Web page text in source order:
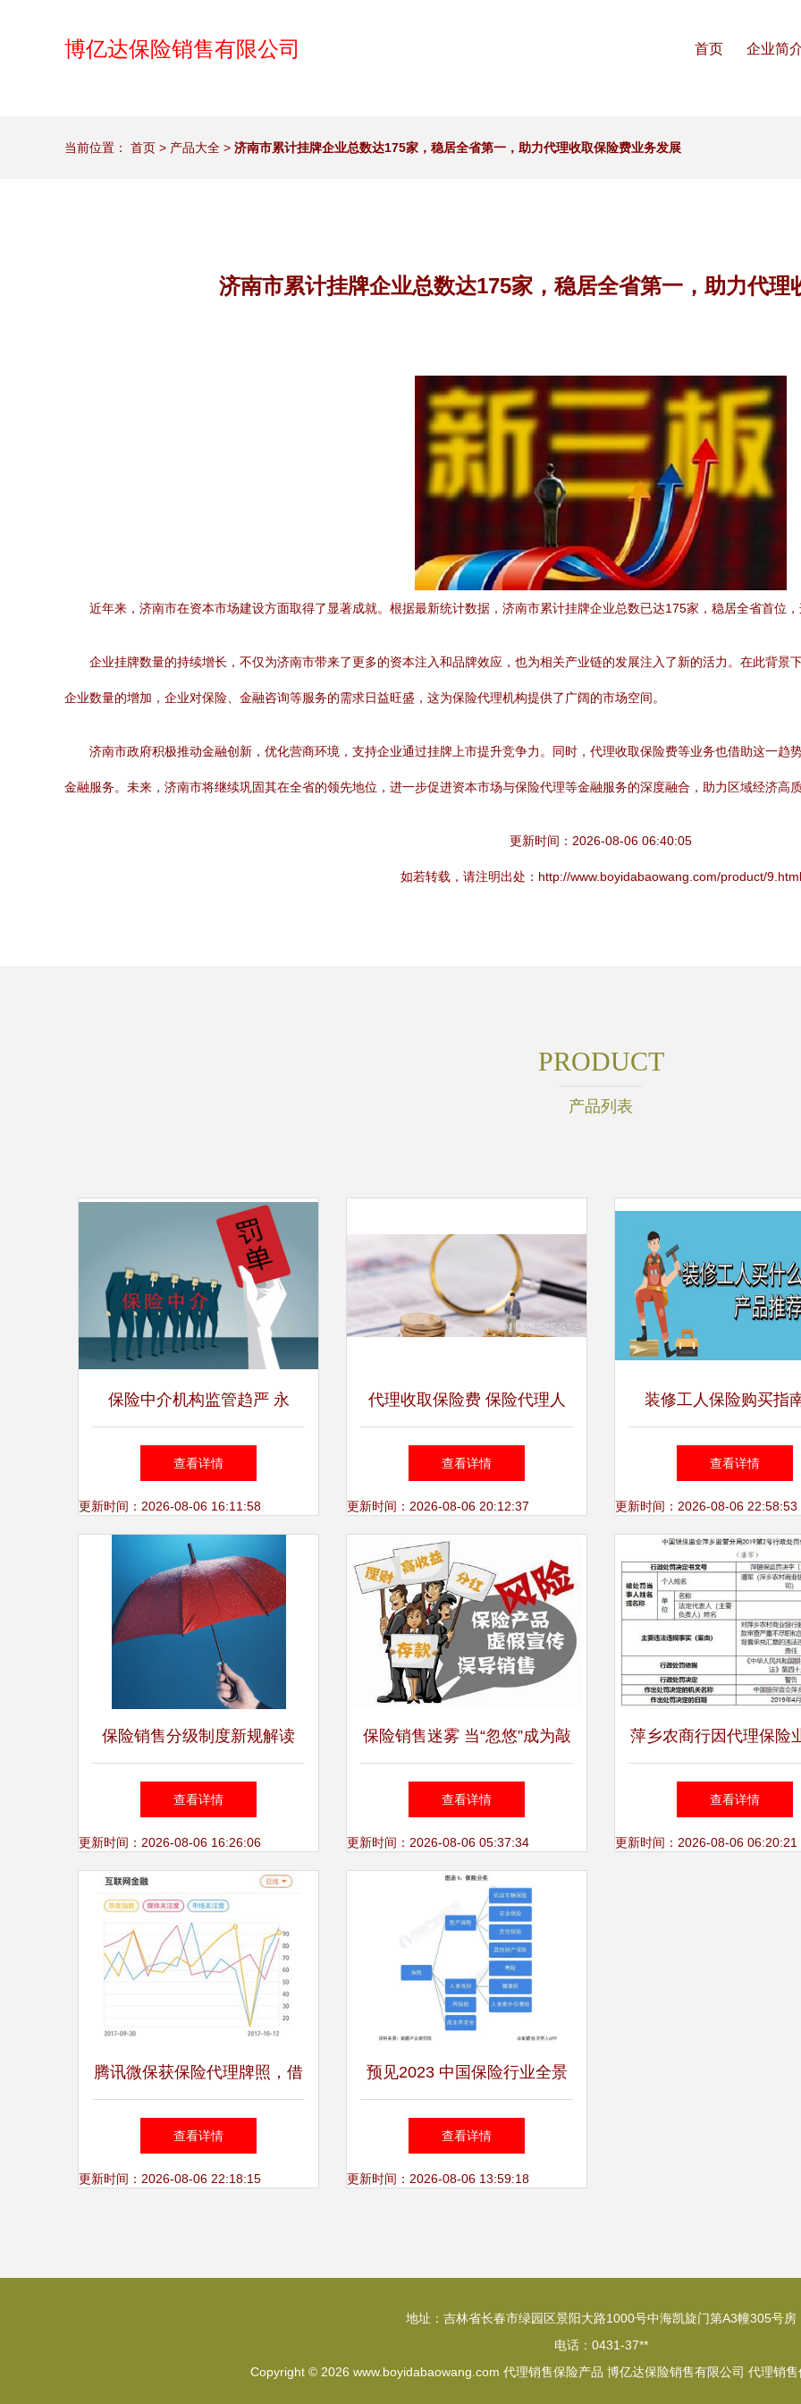
博亿达保险销售有限公司 首页 企业简
当前位置： 首页 > 产品大全 > 济南市累计挂牌企业总数达175家，稳居全省第一，助力代理收取保险费业务发展
济南市累计挂牌企业总数达175家，稳居全省第一，助力代理
近年来，济南市在资本市场建设方面取得了显著成就。根据最新统计数据，济南市累计挂牌企业总数已达175家，稳居全省首位
企业挂牌数量的持续增长，不仅为济南市带来了更多的资本注入和品牌效应，也为相关产业链的发展注入了新的活力。在此背景
企业数量的增加，企业对保险、金融咨询等服务的需求日益旺盛，这为保险代理机构提供了广阔的市场空间。
济南市政府积极推动金融创新，优化营商环境，支持企业通过挂牌上市提升竞争力。同时，代理收取保险费等业务也借助这一趋
金融服务。未来，济南市将继续巩固其在全省的领先地位，进一步促进资本市场与保险代理等金融服务的深度融合，助力区域经济高
更新时间：2026-08-06 06:40:05
如若转载，请注明出处：http://www.boyidabaowang.com/product/9.html
PRODUCT
产品列表
保险中介机构监管趋严 永
鑫、广华等四家遭重罚，行业
进入严字当头时代
查看详情
更新时间：2026-08-06 16:11:58
代理收取保险费 保险代理人
不会明说的潜规则与风险
查看详情
更新时间：2026-08-06 20:12:37
装修工人保险购买指
道、费用及代理缴费
查看详情
更新时间：2026-08-06 22:58:53
保险销售分级制度新规解读
代理权限与产品匹配指南
查看详情
更新时间：2026-08-06 16:26:06
保险销售迷雾 当“忽悠”成为敲
门砖，你是否曾迷失其中？
查看详情
更新时间：2026-08-06 05:37:34
萍乡农商行因代理保险
规被罚70万，未履行“
成为监管重点
查看详情
更新时间：2026-08-06 06:20:21
腾讯微保获保险代理牌照，借
力微信生态开启线上保险新篇
章
查看详情
更新时间：2026-08-06 22:18:15
预见2023 中国保险行业全景
图谱、市场规模、竞争格局与
发展前景
查看详情
更新时间：2026-08-06 13:59:18
地址：吉林省长春市绿园区景阳大路1000号中海凯旋门第A3幢305号房
电话：0431-37**
Copyright © 2026 www.boyidabaowang.com 代理销售保险产品 博亿达保险销售有限公司 代理销